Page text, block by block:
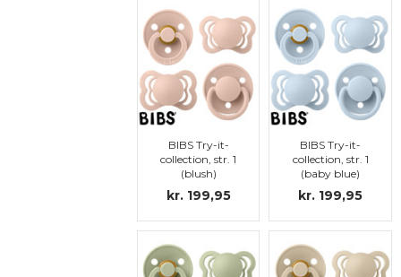
SMOKKEDEL)
BIBS Try-it-
collection, str. 1
(blush)
kr. 199,95
BIBS Try-it-
collection, str. 1
(baby blue)
kr. 199,95